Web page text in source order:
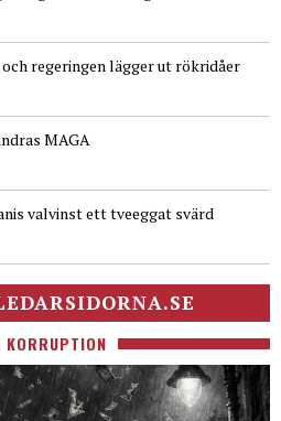
regeringen lägger ut rökridåer
MAGA
valvinst ett tveeggat svärd
KORRUPTION